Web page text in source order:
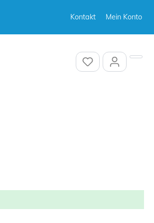
Kontakt Mein Konto